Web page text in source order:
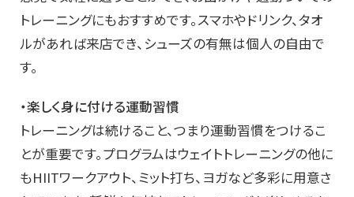
トレーニングにもおすすめです。スマホやドリンク、タオ
ルがあれば来店でき、シューズの有無は個人の自由で
す。
・楽しく身に付ける運動習慣
トレーニングは続けること、つまり運動習慣をつけるこ
とが重要です。プログラムはウェイトトレーニングの他に
もHIITワークアウト、ミット打ち、ヨガなど多彩に用意さ